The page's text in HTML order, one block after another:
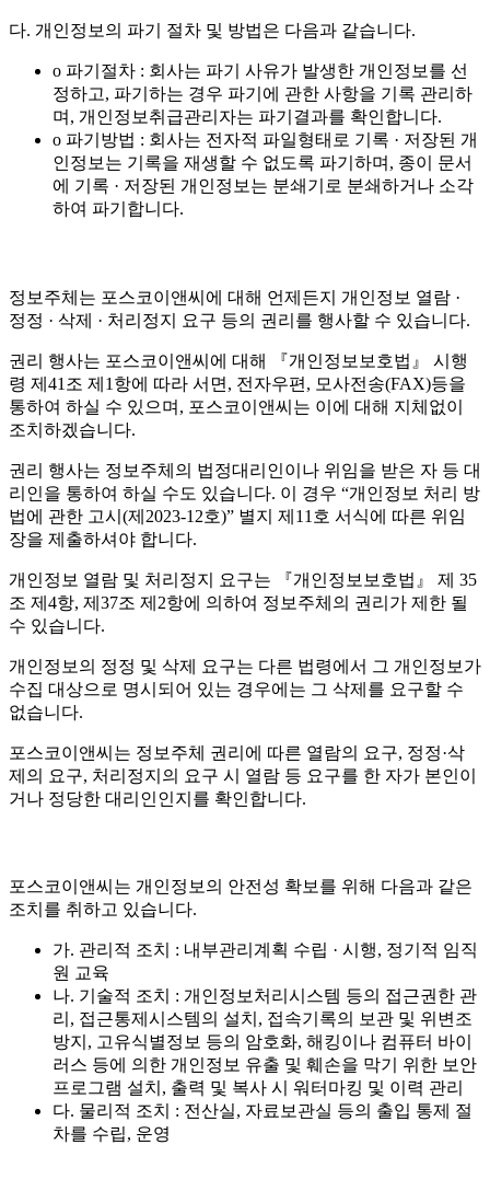
다. 개인정보의 파기 절차 및 방법은 다음과 같습니다.
o 파기절차 : 회사는 파기 사유가 발생한 개인정보를 선
정하고, 파기하는 경우 파기에 관한 사항을 기록 관리하
며, 개인정보취급관리자는 파기결과를 확인합니다.
o 파기방법 : 회사는 전자적 파일형태로 기록 · 저장된 개
인정보는 기록을 재생할 수 없도록 파기하며, 종이 문서
에 기록 · 저장된 개인정보는 분쇄기로 분쇄하거나 소각
하여 파기합니다.
정보주체는 포스코이앤씨에 대해 언제든지 개인정보 열람 ·
정정 · 삭제 · 처리정지 요구 등의 권리를 행사할 수 있습니다.
권리 행사는 포스코이앤씨에 대해 『개인정보보호법』 시행
령 제41조 제1항에 따라 서면, 전자우편, 모사전송(FAX)등을
통하여 하실 수 있으며, 포스코이앤씨는 이에 대해 지체없이
조치하겠습니다.
권리 행사는 정보주체의 법정대리인이나 위임을 받은 자 등 대
리인을 통하여 하실 수도 있습니다. 이 경우 “개인정보 처리 방
법에 관한 고시(제2023-12호)” 별지 제11호 서식에 따른 위임
장을 제출하셔야 합니다.
개인정보 열람 및 처리정지 요구는 『개인정보보호법』 제 35
조 제4항, 제37조 제2항에 의하여 정보주체의 권리가 제한 될
수 있습니다.
개인정보의 정정 및 삭제 요구는 다른 법령에서 그 개인정보가
수집 대상으로 명시되어 있는 경우에는 그 삭제를 요구할 수
없습니다.
포스코이앤씨는 정보주체 권리에 따른 열람의 요구, 정정·삭
제의 요구, 처리정지의 요구 시 열람 등 요구를 한 자가 본인이
거나 정당한 대리인인지를 확인합니다.
포스코이앤씨는 개인정보의 안전성 확보를 위해 다음과 같은
조치를 취하고 있습니다.
가. 관리적 조치 : 내부관리계획 수립 · 시행, 정기적 임직
원 교육
나. 기술적 조치 : 개인정보처리시스템 등의 접근권한 관
리, 접근통제시스템의 설치, 접속기록의 보관 및 위변조
방지, 고유식별정보 등의 암호화, 해킹이나 컴퓨터 바이
러스 등에 의한 개인정보 유출 및 훼손을 막기 위한 보안
프로그램 설치, 출력 및 복사 시 워터마킹 및 이력 관리
다. 물리적 조치 : 전산실, 자료보관실 등의 출입 통제 절
차를 수립, 운영